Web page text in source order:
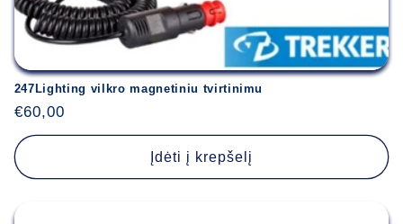
247Lighting vilkro magnetiniu tvirtinimu
Įprasta
kaina
€60,00
Įdėti į krepšelį